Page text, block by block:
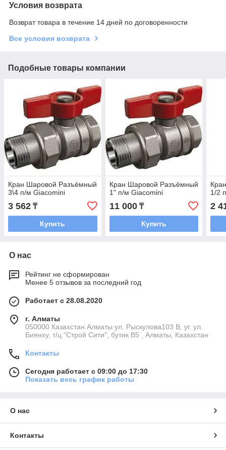
Условия возврата
Возврат товара в течение 14 дней по договоренности
Все условия возврата
Подобные товары компании
Кран Шаровой Разъёмный
3\4 п/м Giacomini
3 562 ₸
Купить
Кран Шаровой Разъёмный
1" п/м Giacomini
11 000₸
Купить
1/2
2
О нас
Рейтинг не сформирован
Менее 5 отзывов за последний год
Работает с 28.08.2020
г. Алматы
050000 Казахстан Алматы ул. Рыскулова103 В, уг. ул.
Биянху, т/ц "Строй Сити", бутик В5 , Алматы, Казахстан
Контакты
Сегодня работает с 09:00 до 17:30
Показать весь график работы
О нас
Контакты